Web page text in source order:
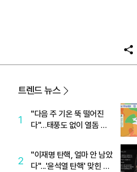
공
트렌드 뉴스
1
"다음 주 기온 뚝 떨어진
다"…태풍도 없이 열돔 박
2
"이재명 탄핵, 얼마 안 남았
다"...'윤석열 탄핵' 맞힌 무